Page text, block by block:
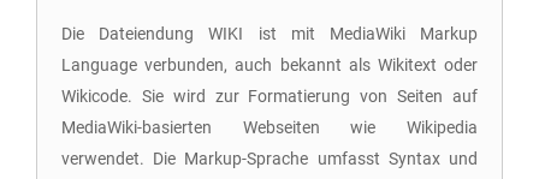
Die Dateiendung WIKI ist mit MediaWiki Markup
Language verbunden, auch bekannt als Wikitext oder
Wikicode. Sie wird zur Formatierung von Seiten auf
MediaWiki-basierten Webseiten wie Wikipedia
verwendet. Die Markup-Sprache umfasst Syntax und